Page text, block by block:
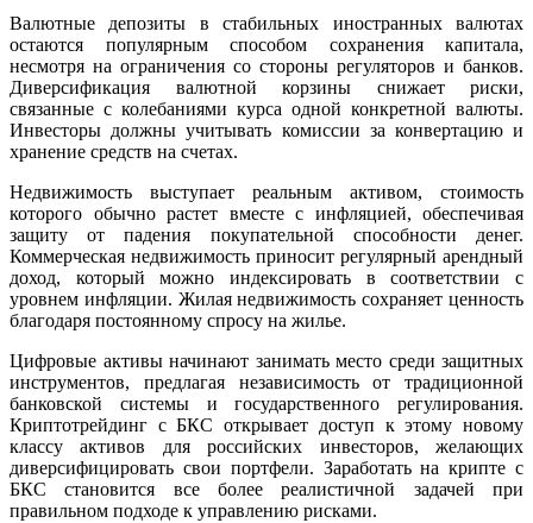
Валютные депозиты в стабильных иностранных валютах
остаются популярным способом сохранения капитала,
несмотря на ограничения со стороны регуляторов и банков.
Диверсификация валютной корзины снижает риски,
связанные с колебаниями курса одной конкретной валюты.
Инвесторы должны учитывать комиссии за конвертацию и
хранение средств на счетах.
Недвижимость выступает реальным активом, стоимость
которого обычно растет вместе с инфляцией, обеспечивая
защиту от падения покупательной способности денег.
Коммерческая недвижимость приносит регулярный арендный
доход, который можно индексировать в соответствии с
уровнем инфляции. Жилая недвижимость сохраняет ценность
благодаря постоянному спросу на жилье.
Цифровые активы начинают занимать место среди защитных
инструментов, предлагая независимость от традиционной
банковской системы и государственного регулирования.
Криптотрейдинг с БКС открывает доступ к этому новому
классу активов для российских инвесторов, желающих
диверсифицировать свои портфели. Заработать на крипте с
БКС становится все более реалистичной задачей при
правильном подходе к управлению рисками.